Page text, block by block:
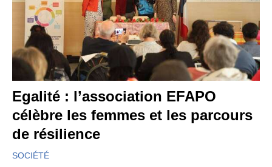
Egalité : l’association EFAPO
célèbre les femmes et les parcours
de résilience
SOCIÉTÉ